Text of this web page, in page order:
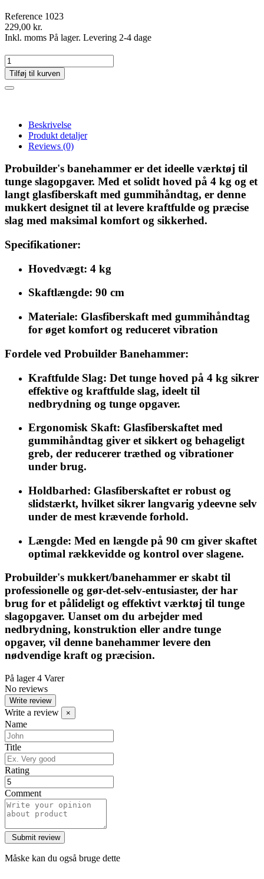
Reference 1023
229,00 kr.
Inkl. moms På lager. Levering 2-4 dage
Tilføj til kurven
Beskrivelse
Produkt detaljer
Reviews (0)
Probuilder's banehammer er det ideelle værktøj til
tunge slagopgaver. Med et solidt hoved på 4 kg og et
langt glasfiberskaft med gummihåndtag, er denne
mukkert designet til at levere kraftfulde og præcise
slag med maksimal komfort og sikkerhed.
Specifikationer:
Hovedvægt: 4 kg
Skaftlængde: 90 cm
Materiale: Glasfiberskaft med gummihåndtag
for øget komfort og reduceret vibration
Fordele ved Probuilder Banehammer:
Kraftfulde Slag: Det tunge hoved på 4 kg sikrer
effektive og kraftfulde slag, ideelt til
nedbrydning og tunge opgaver.
Ergonomisk Skaft: Glasfiberskaftet med
gummihåndtag giver et sikkert og behageligt
greb, der reducerer træthed og vibrationer
under brug.
Holdbarhed: Glasfiberskaftet er robust og
slidstærkt, hvilket sikrer langvarig ydeevne selv
under de mest krævende forhold.
Længde: Med en længde på 90 cm giver skaftet
optimal rækkevidde og kontrol over slagene.
Probuilder's mukkert/banehammer er skabt til
professionelle og gør-det-selv-entusiaster, der har
brug for et pålideligt og effektivt værktøj til tunge
slagopgaver. Uanset om du arbejder med
nedbrydning, konstruktion eller andre tunge
opgaver, vil denne banehammer levere den
nødvendige kraft og præcision.
På lager 4 Varer
No reviews
Write review
Write a review ×
Name
Title
Rating
Comment
Måske kan du også bruge dette